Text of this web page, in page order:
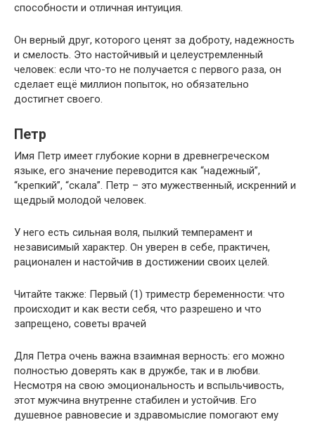
способности и отличная интуиция.
Он верный друг, которого ценят за доброту, надежность
и смелость. Это настойчивый и целеустремленный
человек: если что-то не получается с первого раза, он
сделает ещё миллион попыток, но обязательно
достигнет своего.
Петр
Имя Петр имеет глубокие корни в древнегреческом
языке, его значение переводится как “надежный”,
“крепкий”, “скала”. Петр – это мужественный, искренний и
щедрый молодой человек.
У него есть сильная воля, пылкий темперамент и
независимый характер. Он уверен в себе, практичен,
рационален и настойчив в достижении своих целей.
Читайте также: Первый (1) триместр беременности: что
происходит и как вести себя, что разрешено и что
запрещено, советы врачей
Для Петра очень важна взаимная верность: его можно
полностью доверять как в дружбе, так и в любви.
Несмотря на свою эмоциональность и вспыльчивость,
этот мужчина внутренне стабилен и устойчив. Его
душевное равновесие и здравомыслие помогают ему